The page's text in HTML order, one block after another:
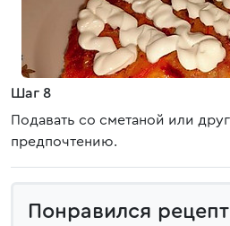
Шаг 8
Подавать со сметаной или
предпочтению.
Понравился